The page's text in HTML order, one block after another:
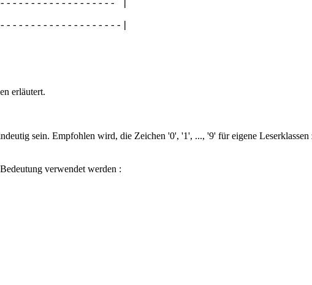
|
|
erläutert.
sein. Empfohlen wird, die Zeichen '0', '1', ..., '9' für eigene
verwendet werden :